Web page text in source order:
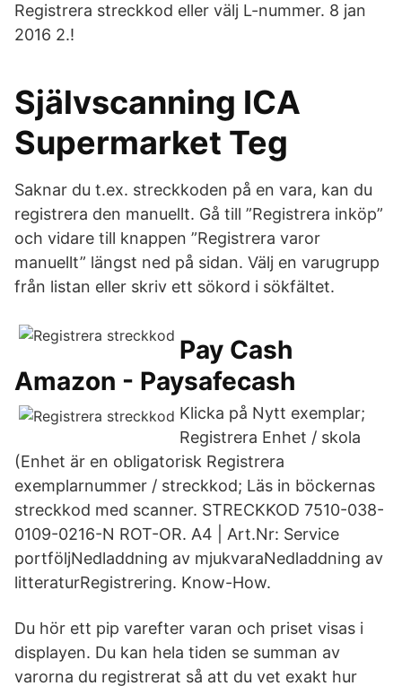
Registrera streckkod eller välj L-nummer. 8 jan
2016 2.!
Självscanning ICA
Supermarket Teg
Saknar du t.ex. streckkoden på en vara, kan du
registrera den manuellt. Gå till ”Registrera inköp”
och vidare till knappen ”Registrera varor
manuellt” längst ned på sidan. Välj en varugrupp
från listan eller skriv ett sökord i sökfältet.
Pay Cash
Amazon - Paysafecash
Klicka på Nytt exemplar;
Registrera Enhet / skola
(Enhet är en obligatorisk Registrera
exemplarnummer / streckkod; Läs in böckernas
streckkod med scanner. STRECKKOD 7510-038-
0109-0216-N ROT-OR. A4 | Art.Nr: Service
portföljNedladdning av mjukvaraNedladdning av
litteraturRegistrering. Know-How.
Du hör ett pip varefter varan och priset visas i
displayen. Du kan hela tiden se summan av
varorna du registrerat så att du vet exakt hur